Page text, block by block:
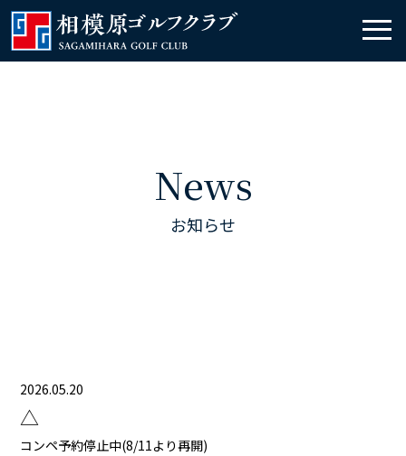
News
お知らせ
2026.05.20
△
△
コンペ予約停止中(8/11より再開)